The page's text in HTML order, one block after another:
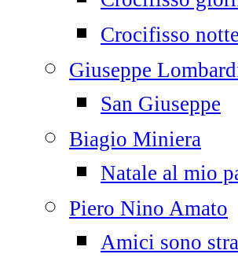
Crocifisso notte
Giuseppe
San Giuseppe
Biagio Miniera
Natale al mio
Piero Nino Amato
Amici sono